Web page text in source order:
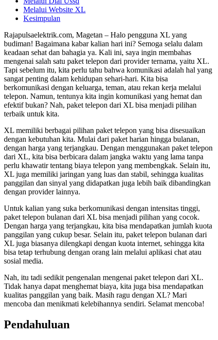
Melalui Website XL
Kesimpulan
Rajapulsaelektrik.com, Magetan – Halo pengguna XL yang
budiman! Bagaimana kabar kalian hari ini? Semoga selalu dalam
keadaan sehat dan bahagia ya. Kali ini, saya ingin membahas
mengenai salah satu paket telepon dari provider ternama, yaitu XL.
Tapi sebelum itu, kita perlu tahu bahwa komunikasi adalah hal yang
sangat penting dalam kehidupan sehari-hari. Kita bisa
berkomunikasi dengan keluarga, teman, atau rekan kerja melalui
telepon. Namun, tentunya kita ingin komunikasi yang hemat dan
efektif bukan? Nah, paket telepon dari XL bisa menjadi pilihan
terbaik untuk kita.
XL memiliki berbagai pilihan paket telepon yang bisa disesuaikan
dengan kebutuhan kita. Mulai dari paket harian hingga bulanan,
dengan harga yang terjangkau. Dengan menggunakan paket telepon
dari XL, kita bisa berbicara dalam jangka waktu yang lama tanpa
perlu khawatir tentang biaya telepon yang membengkak. Selain itu,
XL juga memiliki jaringan yang luas dan stabil, sehingga kualitas
panggilan dan sinyal yang didapatkan juga lebih baik dibandingkan
dengan provider lainnya.
Untuk kalian yang suka berkomunikasi dengan intensitas tinggi,
paket telepon bulanan dari XL bisa menjadi pilihan yang cocok.
Dengan harga yang terjangkau, kita bisa mendapatkan jumlah kuota
panggilan yang cukup besar. Selain itu, paket telepon bulanan dari
XL juga biasanya dilengkapi dengan kuota internet, sehingga kita
bisa tetap terhubung dengan orang lain melalui aplikasi chat atau
sosial media.
Nah, itu tadi sedikit pengenalan mengenai paket telepon dari XL.
Tidak hanya dapat menghemat biaya, kita juga bisa mendapatkan
kualitas panggilan yang baik. Masih ragu dengan XL? Mari
mencoba dan menikmati kelebihannya sendiri. Selamat mencoba!
Pendahuluan